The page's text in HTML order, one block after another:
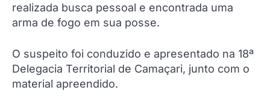
realizada busca pessoal e encontrada uma
arma de fogo em sua posse.
O suspeito foi conduzido e apresentado na 18ª
Delegacia Territorial de Camaçari, junto com o
material apreendido.